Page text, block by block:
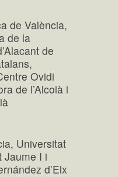
de València,
de la
de
Ovidi
de l’Alcoià i
Universitat
Jaume I i
d’Elx